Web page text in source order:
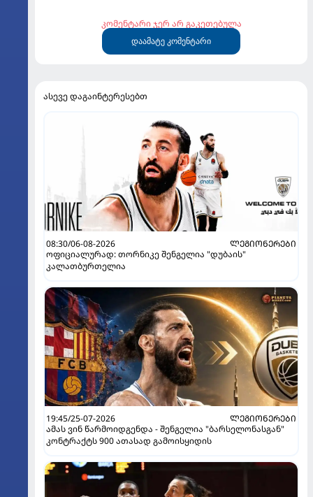
კომენტარი ჯერ არ გაკეთებულა
დაამატე კომენტარი
ასევე დაგაინტერესებთ
08:30/06-08-2026
ᲚᲔᲒᲘᲝᲜᲔᲠᲔᲑᲘ
ოფიციალურად: თორნიკე შენგელია "დუბაის"
კალათბურთელია
19:45/25-07-2026
ᲚᲔᲒᲘᲝᲜᲔᲠᲔᲑᲘ
ამას ვინ წარმოიდგენდა - შენგელია "ბარსელონასგან"
კონტრაქტს 900 ათასად გამოისყიდის